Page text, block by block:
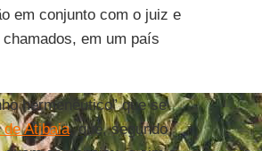
em conjunto com o juiz e
em um país
hermenêutico” que se
Atibaia, que, segundo